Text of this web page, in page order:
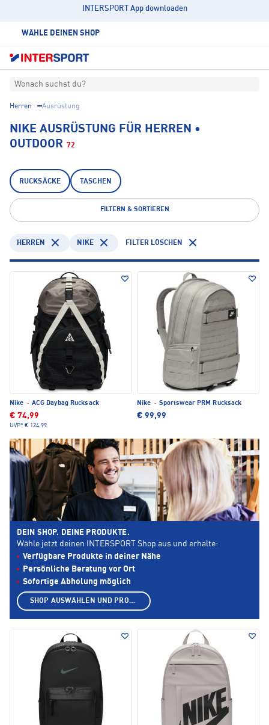
INTERSPORT App downloaden
WÄHLE DEINEN SHOP
Wonach suchst du?
Herren Ausrüstung
NIKE AUSRÜSTUNG FÜR HERREN •
OUTDOOR 72
RUCKSÄCKE TASCHEN
FILTERN & SORTIEREN
HERREN NIKE FILTER LÖSCHEN
Nike · ACG Daybag Rucksack
€ 74,99
UVP* € 124,99
Nike · Sportswear PRM Rucksack
€ 99,99
DEIN SHOP. DEINE PRODUKTE.
Wähle jetzt deinen INTERSPORT Shop aus und erhalte:
Verfügbare Produkte in deiner Nähe
Persönliche Beratung vor Ort
Sofortige Abholung möglich
SHOP AUSWÄHLEN UND PRODUKTE ANZEIGEN